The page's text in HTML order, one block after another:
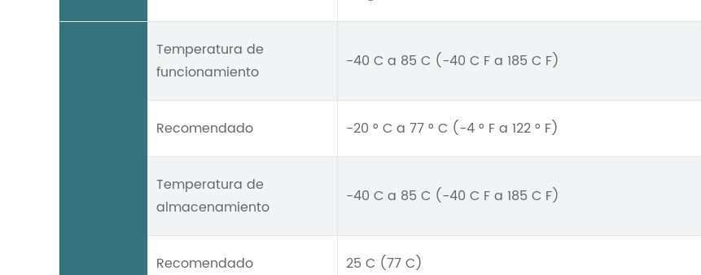
Temperatura de
funcionamiento
-40 C a 85 C (-40 C F a 185 C F)
Recomendado -20 ° C a 77 ° C (-4 ° F a 122 ° F)
Temperatura de
almacenamiento
-40 C a 85 C (-40 C F a 185 C F)
Recomendado 25 C (77 C)